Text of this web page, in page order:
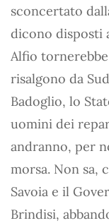
sconcertato
dicono disposti
Alfio
risalgono da
Badoglio, lo
uomini dei
andranno, per
morsa. Non sa,
Savoia e il
Brindisi,